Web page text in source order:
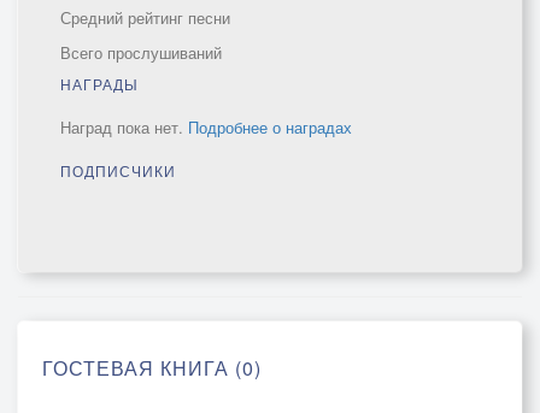
Средний рейтинг песни
Всего прослушиваний
НАГРАДЫ
Наград пока нет. Подробнее о наградах
ПОДПИСЧИКИ
ГОСТЕВАЯ КНИГА (0)